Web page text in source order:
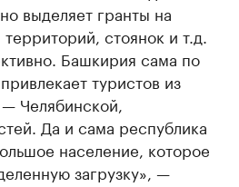
выделяет гранты на
стоянок и т.д.
Башкирия сама по
туристов из
Челябинской,
Да и сама республика
население, которое
загрузку», —